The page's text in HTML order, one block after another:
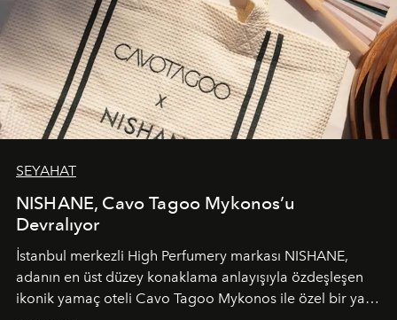
SEYAHAT
NISHANE, Cavo Tagoo Mykonos’u
Devralıyor
İstanbul merkezli High Perfumery markası NISHANE,
adanın en üst düzey konaklama anlayışıyla özdeşleşen
ikonik yamaç oteli Cavo Tagoo Mykonos ile özel bir yaz